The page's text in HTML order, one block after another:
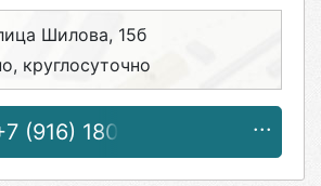
Шилова, 15б
круглосуточно
(916) 180-23-80